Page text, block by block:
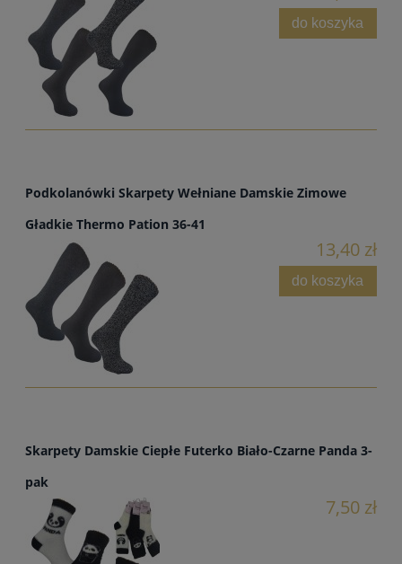
do koszyka
Podkolanówki Skarpety Wełniane Damskie Zimowe
Gładkie Thermo Pation 36-41
13,40 zł
do koszyka
Skarpety Damskie Ciepłe Futerko Biało-Czarne Panda 3-
pak
7,50 zł